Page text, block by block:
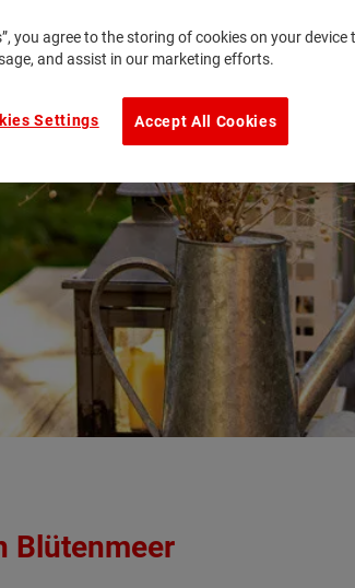
Blütenmeer
you agree to the storing of cookies on your device
and assist in our marketing efforts.
Accept All Cookies
Settings